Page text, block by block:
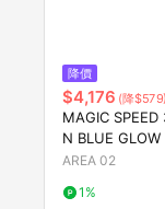
降價
$4,176 (降$579)
MAGIC SPEED
N BLUE GLOW
AREA 02
1%